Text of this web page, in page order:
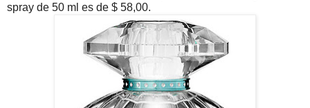
spray de 50 ml es de $ 58,00.